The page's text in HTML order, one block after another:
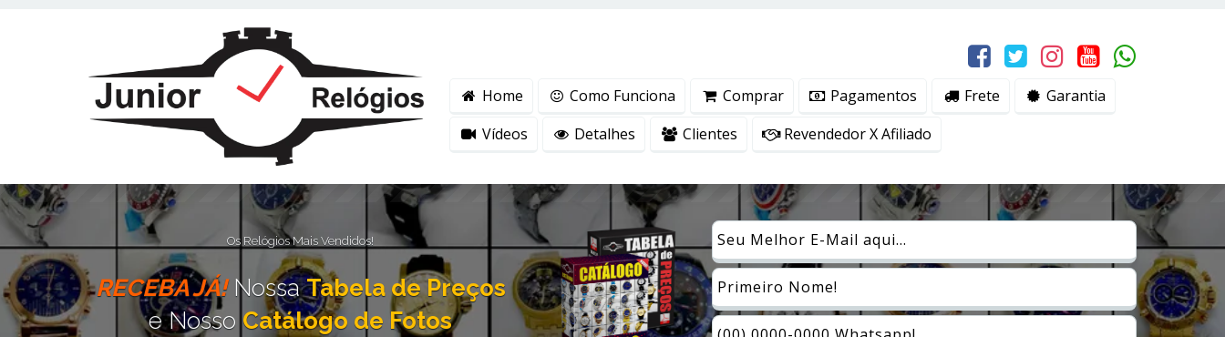
Home Como Funciona Comprar Pagamentos Frete
Garantia
Vídeos
Detalhes Clientes Revendedor X Afiliado
Os Relógios Mais Vendidos!
RECEBA JÁ!NossaTabela de Preços
e Nosso Catálogo de Fotos
fornecer conteúdo de terceiros. Leia mais emPolítica de Cookies e Privacidade